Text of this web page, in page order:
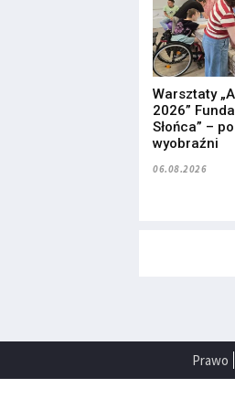
Warsztaty
2026”
Słońca” –
wyobraźni
06.08.2026
Prawo